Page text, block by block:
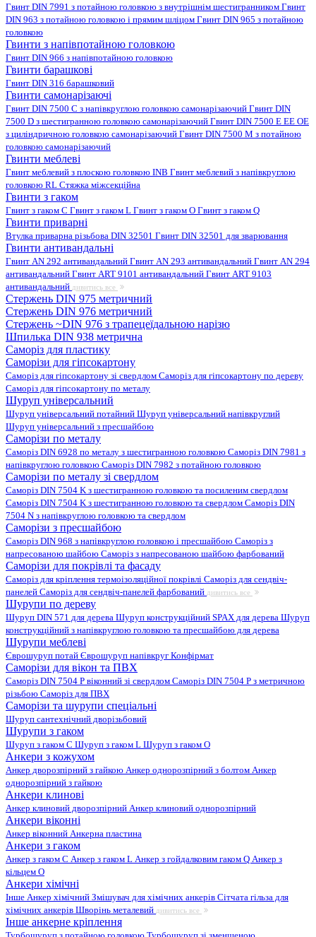
Гвинт DIN 7991 з потайною головкою з внутрішнім шестигранником Гвинт
DIN 963 з потайною головкою і прямим шліцом Гвинт DIN 965 з потайною
головкою
Гвинти з напівпотайною головкою
Гвинт DIN 966 з напівпотайною головкою
Гвинти барашкові
Гвинт DIN 316 барашковий
Гвинти самонарізаючі
Гвинт DIN 7500 C з напівкруглою головкою самонарізаючий Гвинт DIN
7500 D з шестигранною головкою самонарізаючий Гвинт DIN 7500 E EE OE
з циліндричною головкою самонарізаючий Гвинт DIN 7500 M з потайною
головкою самонарізаючий
Гвинти меблеві
Гвинт меблевий з плоскою головкою INB Гвинт меблевий з напівкруглою
головкою RL Стяжка міжсекційна
Гвинти з гаком
Гвинт з гаком C Гвинт з гаком L Гвинт з гаком O Гвинт з гаком Q
Гвинти приварні
Втулка приварна різьбова DIN 32501 Гвинт DIN 32501 для зварювання
Гвинти антивандальні
Гвинт AN 292 антивандальний Гвинт AN 293 антивандальний Гвинт AN 294
антивандальний Гвинт ART 9101 антивандальний Гвинт ART 9103
антивандальний дивитись все
Стержень DIN 975 метричний
Стержень DIN 976 метричний
Стержень ~DIN 976 з трапецеїдальною нарізю
Шпилька DIN 938 метрична
Саморіз для пластику
Саморізи для гіпсокартону
Саморіз для гіпсокартону зі свердлом Саморіз для гіпсокартону по дереву
Саморіз для гіпсокартону по металу
Шуруп універсальний
Шуруп універсальний потайний Шуруп універсальний напівкруглий
Шуруп універсальний з пресшайбою
Саморізи по металу
Саморіз DIN 6928 по металу з шестигранною головкою Саморіз DIN 7981 з
напівкруглою головкою Саморіз DIN 7982 з потайною головкою
Саморізи по металу зі свердлом
Саморіз DIN 7504 K з шестигранною головкою та посиленим свердлом
Саморіз DIN 7504 K з шестигранною головкою та свердлом Саморіз DIN
7504 N з напівкруглою головкою та свердлом
Саморізи з пресшайбою
Саморіз DIN 968 з напівкруглою головкою і пресшайбою Саморіз з
напресованою шайбою Саморіз з напресованою шайбою фарбований
Саморізи для покрівлі та фасаду
Саморіз для кріплення термоізоляційної покрівлі Саморіз для сендвіч-
панелей Саморіз для сендвіч-панелей фарбований дивитись все
Шурупи по дереву
Шуруп DIN 571 для дерева Шуруп конструкційний SPAX для дерева Шуруп
конструкційний з напівкруглою головкою та пресшайбою для дерева
Шурупи меблеві
Єврошуруп потай Єврошуруп напівкруг Конфірмат
Саморізи для вікон та ПВХ
Саморіз DIN 7504 P віконний зі свердлом Саморіз DIN 7504 P з метричною
різьбою Саморіз для ПВХ
Саморізи та шурупи спеціальні
Шуруп сантехнічний дворізьбовий
Шурупи з гаком
Шуруп з гаком C Шуруп з гаком L Шуруп з гаком O
Анкери з кожухом
Анкер дворозпірний з гайкою Анкер однорозпірний з болтом Анкер
однорозпірний з гайкою
Анкери клинові
Анкер клиновий дворозпірний Анкер клиновий однорозпірний
Анкери віконні
Анкер віконний Анкерна пластина
Анкери з гаком
Анкер з гаком C Анкер з гаком L Анкер з гойдалковим гаком Q Анкер з
кільцем O
Анкери хімічні
Інше Анкер хімічний Змішувач для хімічних анкерів Сітчата гільза для
хімічних анкерів Шворінь металевий дивитись все
Інше анкерне кріплення